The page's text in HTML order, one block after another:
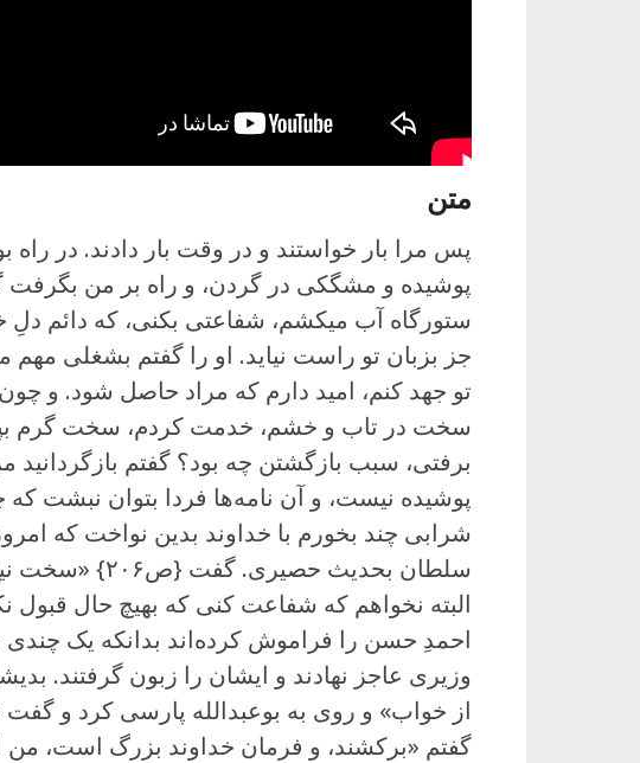
متن
پس مرا بار خواستند و در وقت بار دادند. در راه
پوشیده و مشگکی در گردن، و راه بر من
ستورگاه آب میکشم، شفاعتی بکنی، که دائم
جز بزبان تو راست نیاید. او را گفتم بشغلی
تو جهد کنم، امید دارم که مراد حاصل شود. و
سخت در تاب و خشم، خدمت کردم، سخت گرم
برفتی، سبب بازگشتن چه بود؟ گفتم بازگردانید
پوشیده نیست، و آن نامه‌ها فردا بتوان نبشت
شرابی چند بخورم با خداوند بدین نواخت که
سلطان بحدیث
البته نخواهم که شفاعت کنی که بهیچ حال
احمدِ حسن را فراموش کرده‌اند بدانکه یک
وزیری عاجز نهادند و ایشان را زبون گرفتند.
از خواب» و روی به بوعبدالله پارسی کرد و گفت
گفتم «برکشند، و فرمان خداوند بزرگ است،